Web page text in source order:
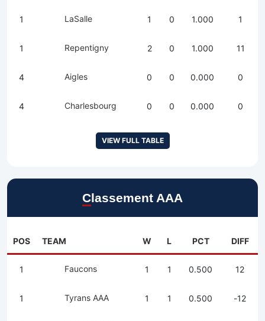
1 LaSalle 1 0 1.000 1
1 Repentigny 2 0 1.000 11
4 Aigles 0 0 0.000 0
4 Charlesbourg 0 0 0.000 0
VIEW FULL TABLE
Classement AAA
POS TEAM W L PCT DIFF
1 Faucons 1 1 0.500 12
1 Tyrans AAA 1 1 0.500 -12